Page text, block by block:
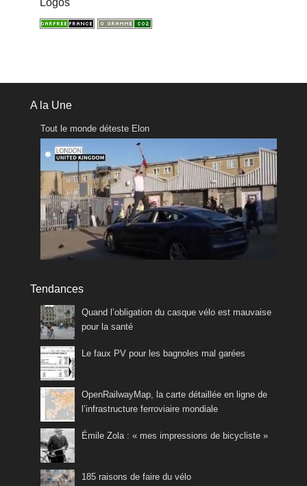
Logos
A la Une
Tout le monde déteste Elon
Tendances
Quand l’obligation du casque vélo est mauvaise
pour la santé
Le faux PV pour les bagnoles mal garées
OpenRailwayMap, la carte détaillée en ligne de
l’infrastructure ferroviaire mondiale
Émile Zola : « mes impressions de bicycliste »
185 raisons de faire du vélo